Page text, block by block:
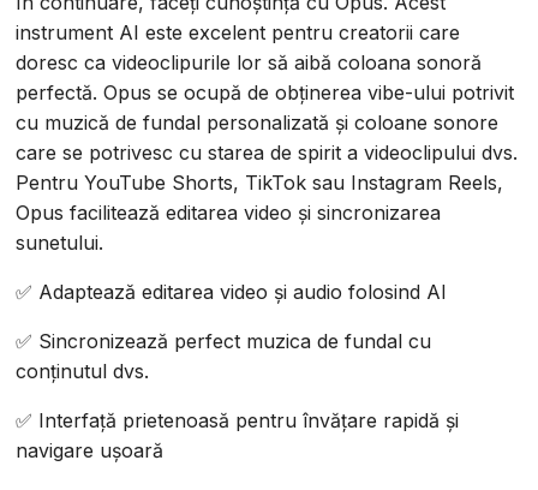
instrument AI este excelent pentru creatorii care
doresc ca videoclipurile lor să aibă coloana sonoră
perfectă. Opus se ocupă de obținerea vibe-ului potrivit
cu muzică de fundal personalizată și coloane sonore
care se potrivesc cu starea de spirit a videoclipului dvs.
Pentru YouTube Shorts, TikTok sau Instagram Reels,
Opus facilitează editarea video și sincronizarea
sunetului.
✅ Adaptează editarea video și audio folosind AI
✅ Sincronizează perfect muzica de fundal cu
conținutul dvs.
✅ Interfață prietenoasă pentru învățare rapidă și
navigare ușoară